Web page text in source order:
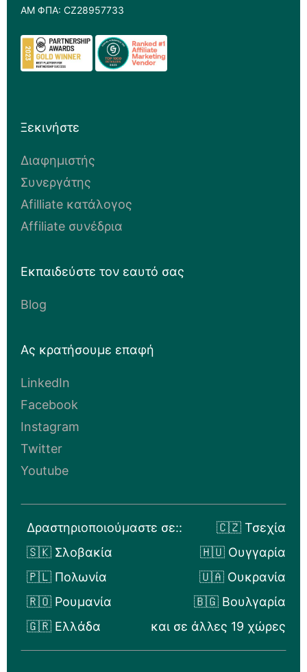
ΑΜ ΦΠΑ: CZ28957733
Ξεκινήστε
Διαφημιστής
Συνεργάτης
Afilliate κατάλογος
Affiliate συνέδρια
Εκπαιδεύστε τον εαυτό σας
Blog
Ας κρατήσουμε επαφή
LinkedIn
Facebook
Instagram
Twitter
Youtube
Δραστηριοποιούμαστε σε::
🇨🇿 Τσεχία
🇸🇰 Σλοβακία
🇭🇺 Ουγγαρία
🇵🇱 Πολωνία
🇺🇦 Ουκρανία
🇷🇴 Ρουμανία
🇧🇬 Βουλγαρία
🇬🇷 Ελλάδα
και σε άλλες 19 χώρες